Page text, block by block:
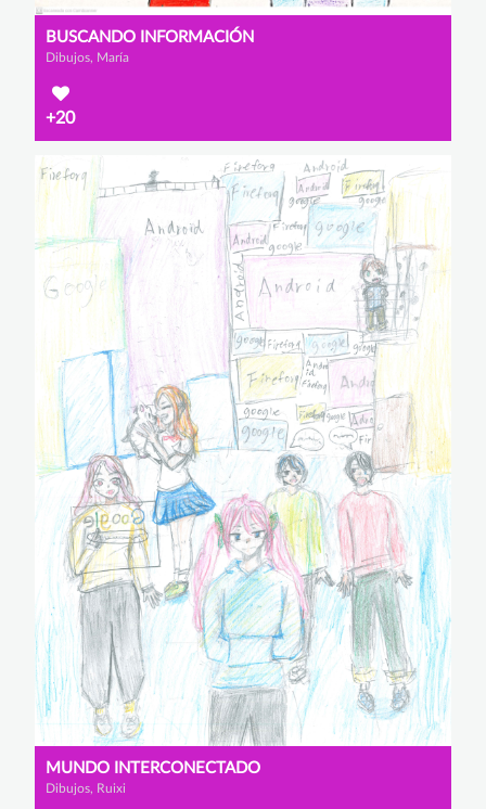
BUSCANDO INFORMACIÓN
Dibujos, María
+20
MUNDO INTERCONECTADO
Dibujos, Ruixi